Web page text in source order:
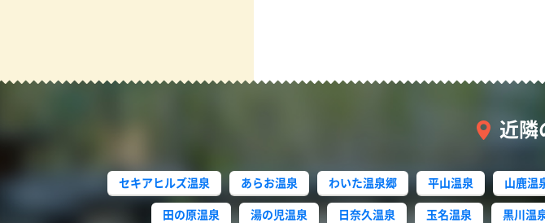
近隣
セキアヒルズ温泉 あらお温泉 わいた温泉郷 平山温泉 山鹿温
田の原温泉
湯の児温泉 日奈久温泉 玉名温泉 黒川温